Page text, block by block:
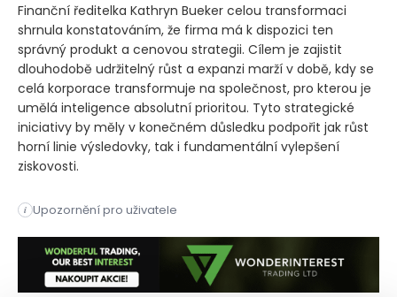
Finanční ředitelka Kathryn Bueker celou transformaci
shrnula konstatováním, že firma má k dispozici ten
správný produkt a cenovou strategii. Cílem je zajistit
dlouhodobě udržitelný růst a expanzi marží v době, kdy se
celá korporace transformuje na společnost, pro kterou je
umělá inteligence absolutní prioritou. Tyto strategické
iniciativy by měly v konečném důsledku podpořit jak růst
horní linie výsledovky, tak i fundamentální vylepšení
ziskovosti.
i Upozornění pro uživatele
Tržby společnosti v prvním čtvrtletí meziročně vzrostly o